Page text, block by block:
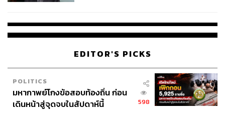
EDITOR'S PICKS
POLITICS
มหากาพย์โกงข้อสอบท้องถิ่น ก่อน
เดินหน้าสู่จุดจบในสัปดาห์นี้
598